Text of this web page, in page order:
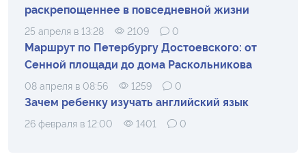
раскрепощеннее в повседневной жизни
25 апреля в 13:28 2109 0
Маршрут по Петербургу Достоевского: от
Сенной площади до дома Раскольникова
08 апреля в 08:56 1259 0
Зачем ребенку изучать английский язык
26 февраля в 12:00 1401 0